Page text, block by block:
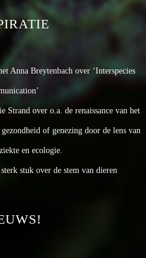
Anna Breytenbach over ‘Interspecies
Strand over o.a. de renaissance van het
of genezing door de lens van
en ecologie.
stuk over de stem van dieren